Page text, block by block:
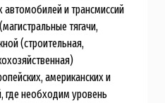
и трансмиссий
тягачи,
(строительная,
американских и
где необходим уровень